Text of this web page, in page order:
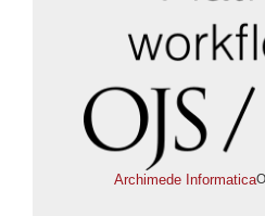
Archimede Informatica